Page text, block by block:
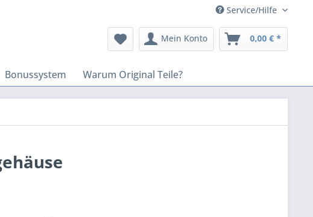
Service/Hilfe
Mein Konto 0,00 € *
Bonussystem Warum Original Teile?